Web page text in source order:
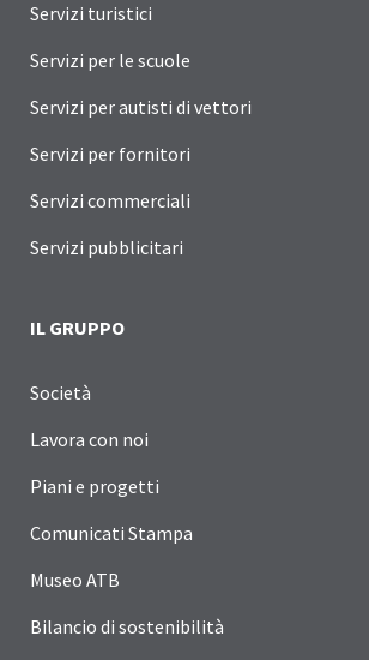
Servizi turistici
Servizi per le scuole
Servizi per autisti di vettori
Servizi per fornitori
Servizi commerciali
Servizi pubblicitari
IL GRUPPO
Società
Lavora con noi
Piani e progetti
Comunicati Stampa
Museo ATB
Bilancio di sostenibilità